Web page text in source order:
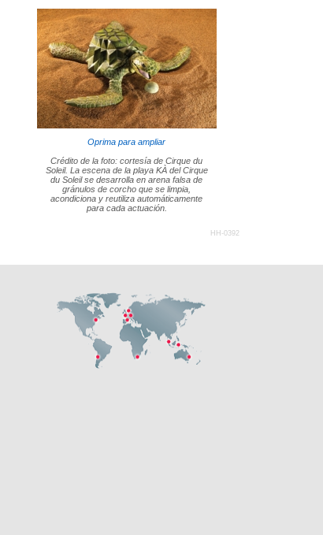
Oprima para ampliar
Crédito de la foto: cortesía de Cirque du
Soleil. La escena de la playa KÀ del Cirque
du Soleil se desarrolla en arena falsa de
gránulos de corcho que se limpia,
acondiciona y reutiliza automáticamente
para cada actuación.
HH-0392